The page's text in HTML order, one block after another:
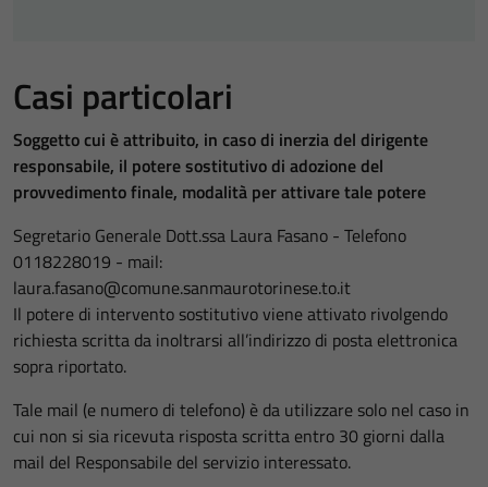
Casi particolari
Soggetto cui è attribuito, in caso di inerzia del dirigente
responsabile, il potere sostitutivo di adozione del
provvedimento finale, modalità per attivare tale potere
Segretario Generale Dott.ssa Laura Fasano - Telefono
0118228019 - mail:
laura.fasano@comune.sanmaurotorinese.to.it
Il potere di intervento sostitutivo viene attivato rivolgendo
richiesta scritta da inoltrarsi all’indirizzo di posta elettronica
sopra riportato.
Tale mail (e numero di telefono) è da utilizzare solo nel caso in
cui non si sia ricevuta risposta scritta entro 30 giorni dalla
mail del Responsabile del servizio interessato.